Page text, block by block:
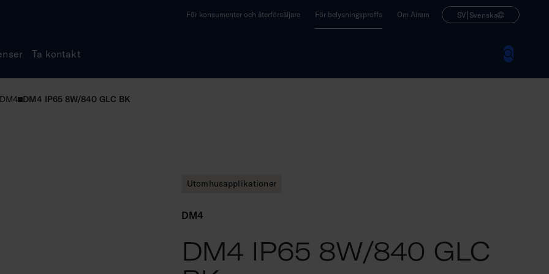
För konsumenter och återförsäljare För belysningsproffs Om Airam SV| Svenska
Ta kontakt
DM4 DM4 IP65 8W/840 GLC BK
Utomhusapplikationer
DM4
DM4 IP65 8W/840 GLC